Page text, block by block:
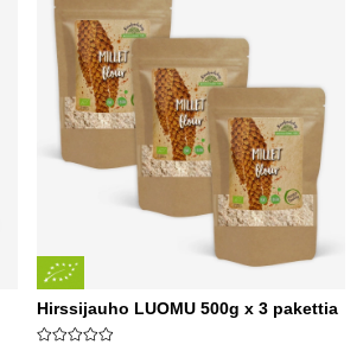
Hirssijauho LUOMU 500g x 3 pakettia